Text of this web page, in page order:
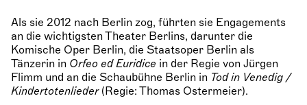
Als sie 2012 nach Berlin zog, führten sie Engagements
an die wichtigsten Theater Berlins, darunter die
Komische Oper Berlin, die Staatsoper Berlin als
Tänzerin in Orfeo ed Euridice in der Regie von Jürgen
Flimm und an die Schaubühne Berlin in Tod in Venedig /
Kindertotenlieder(Regie: Thomas Ostermeier).